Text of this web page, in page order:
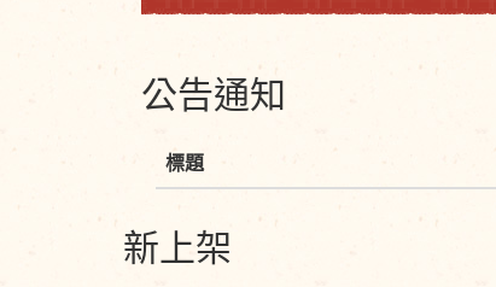
公告通知
標題
新上架